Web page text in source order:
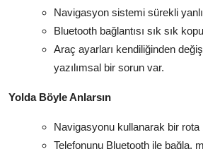
Navigasyon sistemi sürekli
Bluetooth bağlantısı sık sık
Araç ayarları kendiliğinden
yazılımsal bir sorun var.
Yolda Böyle Anlarsın
Navigasyonu kullanarak bir rota
Telefonunu Bluetooth ile bağla,